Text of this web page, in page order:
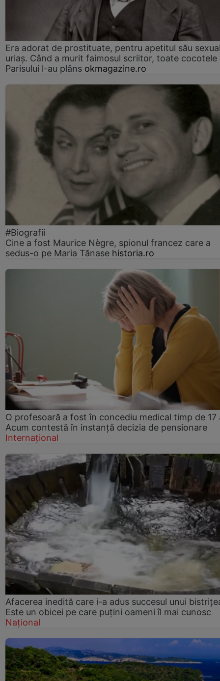
Era adorat de prostituate, pentru apetitul său
uriaș. Când a murit faimosul scriitor, toate cocotele
Parisului l-au plâns okmagazine.ro
#Biografii
Cine a fost Maurice Nègre, spionul francez care a
sedus-o pe Maria Tănase historia.ro
O profesoară a fost în concediu medical timp de 17
Acum contestă în instanță decizia de pensionare
Internațional
Afacerea inedită care i-a adus succesul unui
Este un obicei pe care puțini oameni îl mai cunosc
Național